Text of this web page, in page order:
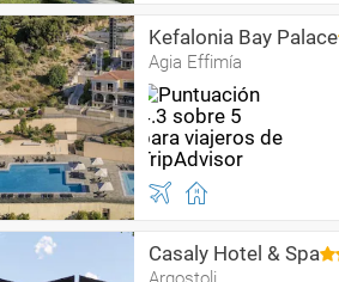
Kefalonia Bay Palace
Agia Effimía
Casaly Hotel & Spa